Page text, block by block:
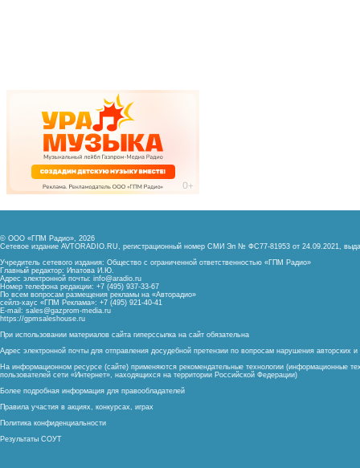
© ООО «ГПМ Радио», 2026
Сетевое издание AVTORADIO.RU, регистрационный номер СМИ Эл № ФС77-81953 от 24.09.2021,
Учредитель сетевого издания: Общество с ограниченной ответственностью «ГПМ Радио»
Главный редактор: Ипатова И.Ю.
Адрес электронной почты: info@aradio.ru
Номер телефона редакции: +7 (495) 937-33-67
По всем вопросам размещения рекламы на «Авторадио»
сейлз-хаус «ГПМ Реклама»: +7 (495) 921-40-41
E-mail: sales@gazprom-media.ru
https://gpmsaleshouse.ru
При использовании материалов сайта гиперссылка на сайт обязательна
Адрес электронной почты для отправления досудебной претензии по вопросам нарушения авторских
На информационном ресурсе (сайте) применяются рекомендательные технологии (информационные
пользователей сети «Интернет», находящихся на территории Российской Федерации)
Более подробная информация для правообладателей
Правила участия в акциях, конкурсах, играх
Политика конфиденциальности
Результаты СОУТ